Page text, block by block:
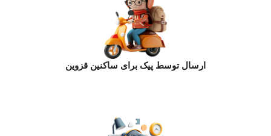
ارسال توسط پیک برای ساکنین قزوین